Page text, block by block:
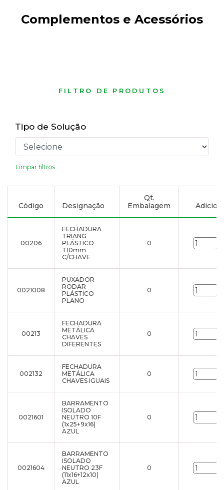
Complementos e Acessórios
FILTRO DE PRODUTOS
Tipo de Solução
Limpar filtros
Código Designação
Qt.
Embalagem
00206
FECHADURA
TRIANG
PLÁSTICO
T10mm
C/CHAVE
0
0021008
PUXADOR
RODAR
PLÁSTICO
PLANO
0
00213
FECHADURA
METÁLICA
CHAVES
DIFERENTES
0
002132
FECHADURA
METÁLICA
CHAVES IGUAIS
0
0021601
BARRAMENTO
ISOLADO
NEUTRO 10F
(1x25+9x16)
AZUL
0
0021604
BARRAMENTO
ISOLADO
NEUTRO 23F
(11x16+12x10)
AZUL
0